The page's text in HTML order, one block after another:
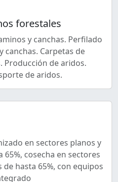
forestales
y canchas. Perfilado
canchas. Carpetas de
Producción de aridos.
de aridos.
en sectores planos y
cosecha en sectores
hasta 65%, con equipos